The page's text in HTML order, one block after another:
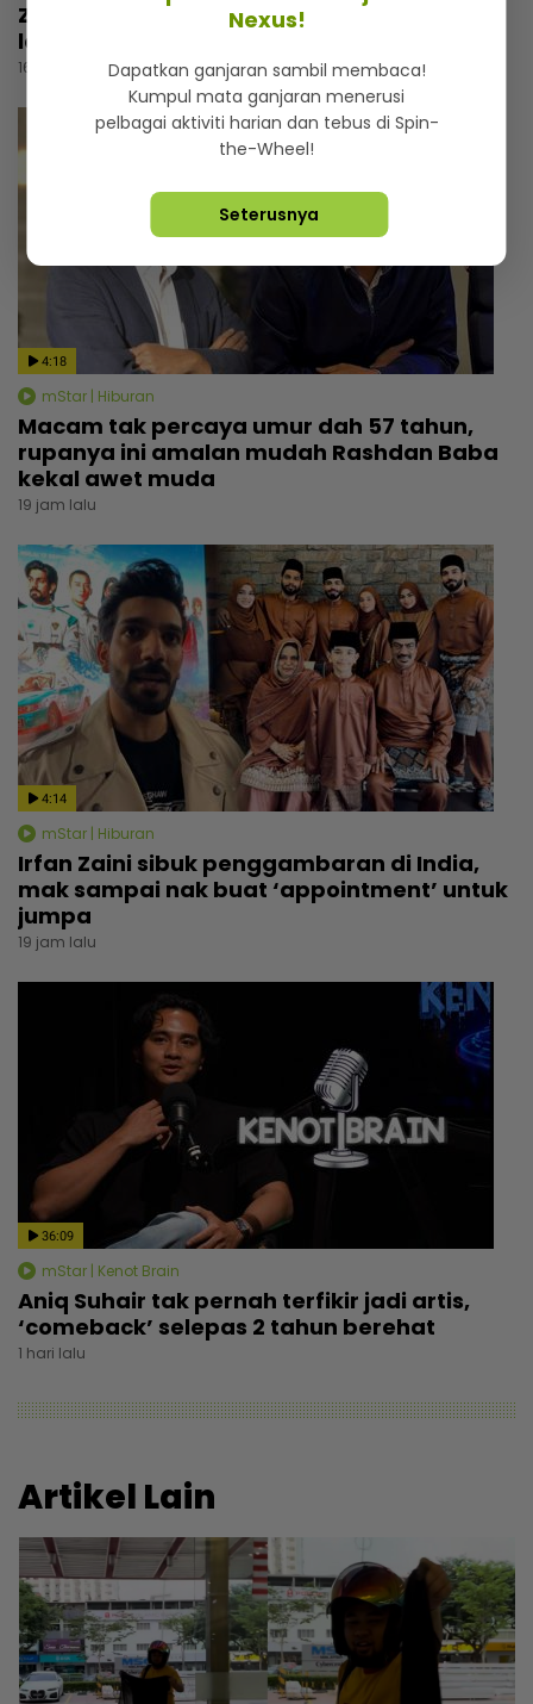
Zizan Razak rancang wujudkan platform
lawak, beri bayangan ‘comeback’ Jozan
16 jam lalu
4:18
mStar | Hiburan
Macam tak percaya umur dah 57 tahun,
rupanya ini amalan mudah Rashdan Baba
kekal awet muda
19 jam lalu
4:14
mStar | Hiburan
Irfan Zaini sibuk penggambaran di India,
mak sampai nak buat ‘appointment’ untuk
jumpa
19 jam lalu
36:09
mStar | Kenot Brain
Aniq Suhair tak pernah terfikir jadi artis,
‘comeback’ selepas 2 tahun berehat
1 hari lalu
Artikel Lain
Nexus!
Dapatkan ganjaran sambil membaca!
Kumpul mata ganjaran menerusi
pelbagai aktiviti harian dan tebus di Spin-
the-Wheel!
Seterusnya